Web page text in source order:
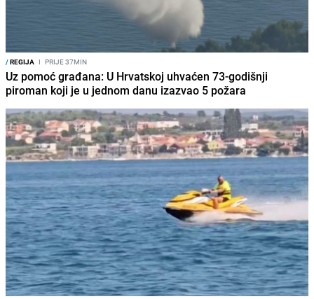
/REGIJA I PRIJE 37MIN
Uz pomoć građana: U Hrvatskoj uhvaćen 73-godišnji
piroman koji je u jednom danu izazvao 5 požara